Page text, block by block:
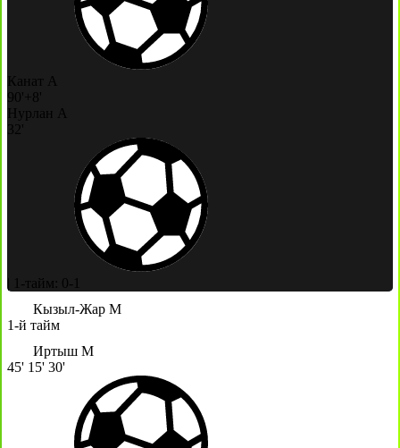
Канат А
90'+8'
Нурлан А
32'
1-тайм: 0-1
Кызыл-Жар М
1-й тайм
Иртыш М
45' 15' 30'